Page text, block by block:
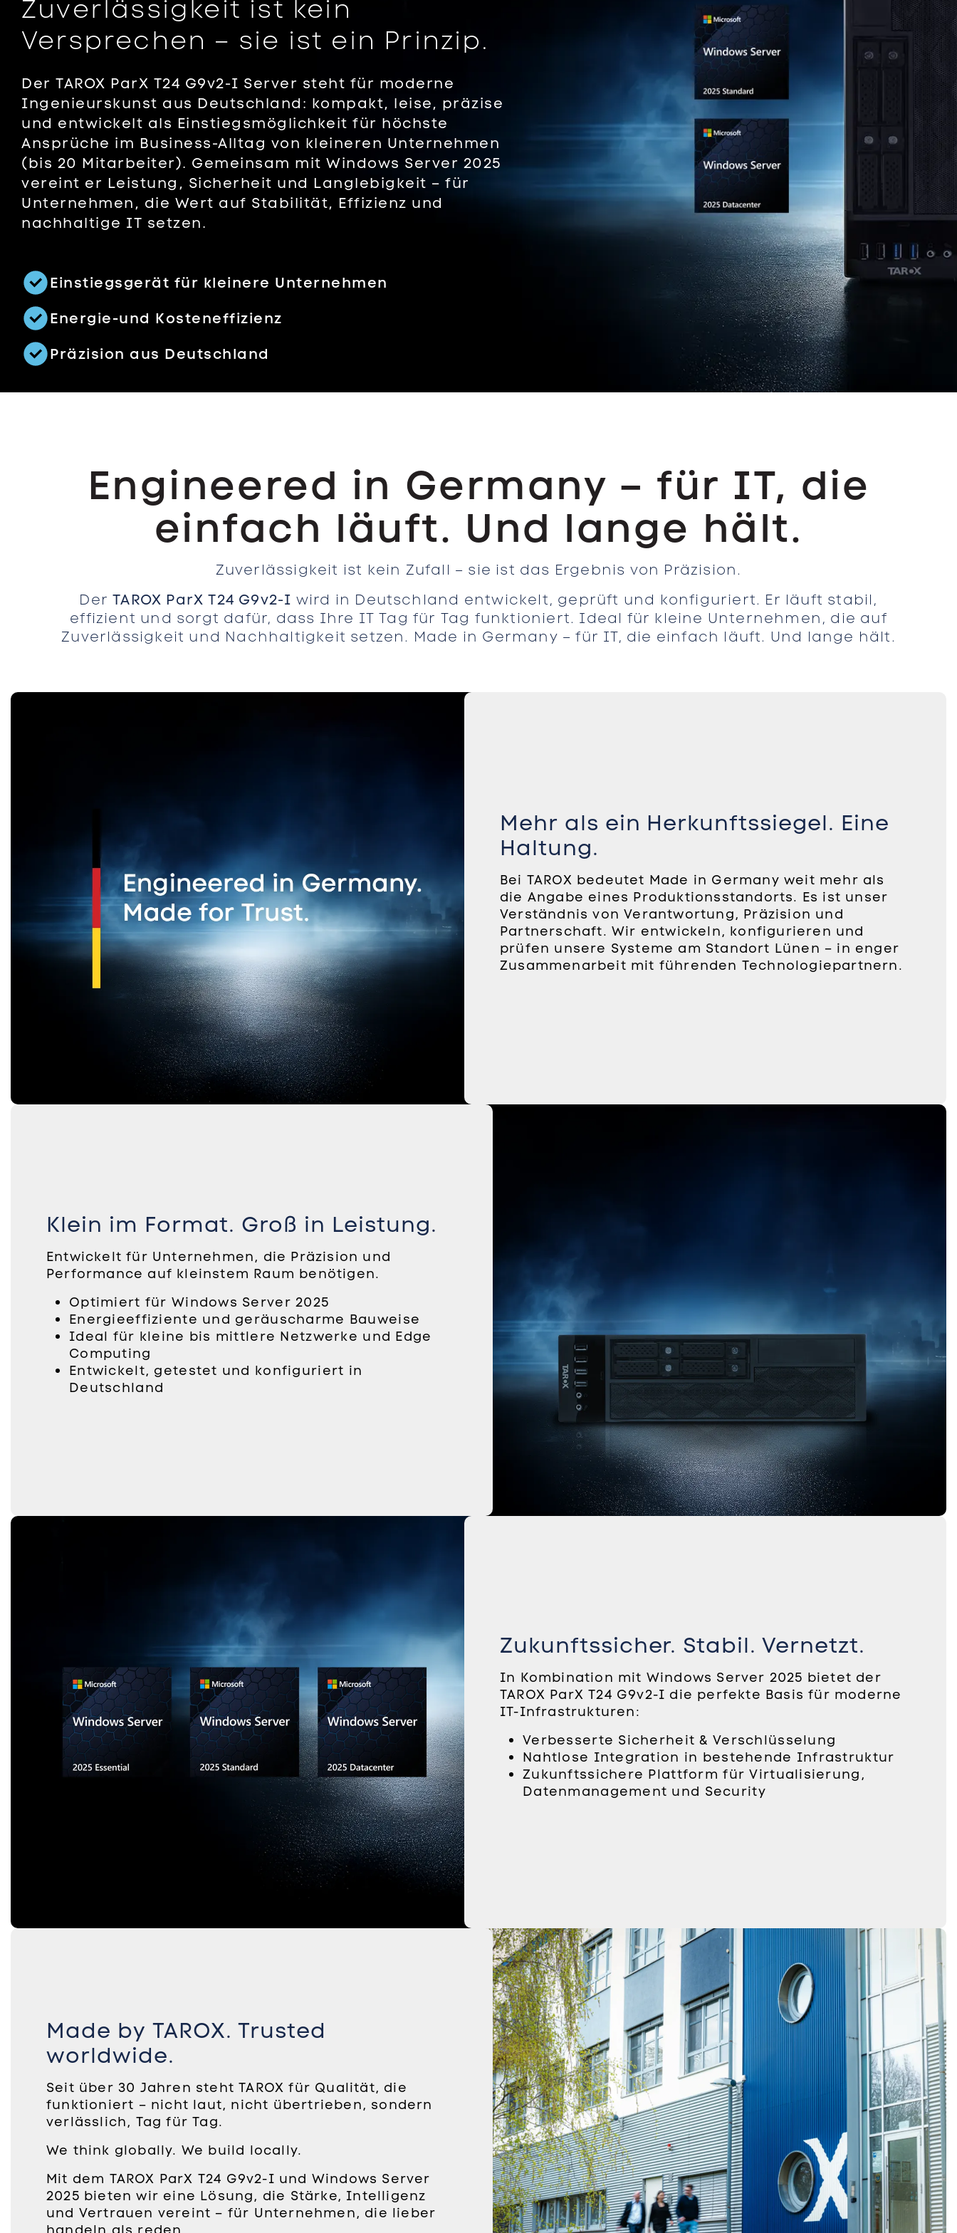
Zuverlässigkeit ist kein
Versprechen – sie ist ein Prinzip.
Der TAROX ParX T24 G9v2-I Server steht für moderne
Ingenieurskunst aus Deutschland: kompakt, leise, präzise
und entwickelt als Einstiegsmöglichkeit für höchste
Ansprüche im Business-Alltag von kleineren Unternehmen
(bis 20 Mitarbeiter). Gemeinsam mit Windows Server 2025
vereint er Leistung, Sicherheit und Langlebigkeit – für
Unternehmen, die Wert auf Stabilität, Effizienz und
nachhaltige IT setzen.
Einstiegsgerät für kleinere Unternehmen
Energie-und Kosteneffizienz
Präzision aus Deutschland
Engineered in Germany – für IT, die
einfach läuft. Und lange hält.
Zuverlässigkeit ist kein Zufall – sie ist das Ergebnis von Präzision.
DerTAROX ParX T24 G9v2-I wird in Deutschland entwickelt, geprüft und konfiguriert. Er läuft stabil,
effizient und sorgt dafür, dass Ihre IT Tag für Tag funktioniert. Ideal für kleine Unternehmen, die auf
Zuverlässigkeit und Nachhaltigkeit setzen. Made in Germany – für IT, die einfach läuft. Und lange hält.
Mehr als ein Herkunftssiegel. Eine
Haltung.
Bei TAROX bedeutet Made in Germany weit mehr als
die Angabe eines Produktionsstandorts. Es ist unser
Verständnis von Verantwortung, Präzision und
Partnerschaft. Wir entwickeln, konfigurieren und
prüfen unsere Systeme am Standort Lünen – in enger
Zusammenarbeit mit führenden Technologiepartnern.
Klein im Format. Groß in Leistung.
Entwickelt für Unternehmen, die Präzision und
Performance auf kleinstem Raum benötigen.
Optimiert für Windows Server 2025
Energieeffiziente und geräuscharme Bauweise
Ideal für kleine bis mittlere Netzwerke und Edge
Computing
Entwickelt, getestet und konfiguriert in
Deutschland
Zukunftssicher. Stabil. Vernetzt.
In Kombination mit Windows Server 2025 bietet der
TAROX ParX T24 G9v2-I die perfekte Basis für moderne
IT-Infrastrukturen:
Verbesserte Sicherheit & Verschlüsselung
Nahtlose Integration in bestehende Infrastruktur
Zukunftssichere Plattform für Virtualisierung,
Datenmanagement und Security
Made by TAROX. Trusted
worldwide.
Seit über 30 Jahren steht TAROX für Qualität, die
funktioniert – nicht laut, nicht übertrieben, sondern
verlässlich, Tag für Tag.
We think globally. We build locally.
Mit dem TAROX ParX T24 G9v2-I und Windows Server
2025 bieten wir eine Lösung, die Stärke, Intelligenz
und Vertrauen vereint – für Unternehmen, die lieber